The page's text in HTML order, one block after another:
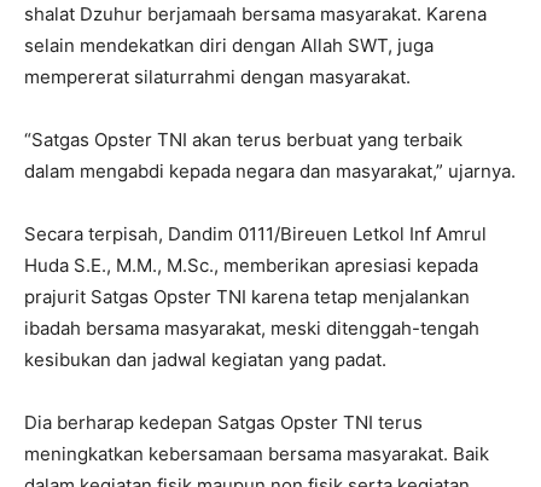
shalat Dzuhur berjamaah bersama masyarakat. Karena
selain mendekatkan diri dengan Allah SWT, juga
mempererat silaturrahmi dengan masyarakat.
“Satgas Opster TNI akan terus berbuat yang terbaik
dalam mengabdi kepada negara dan masyarakat,” ujarnya.
Secara terpisah, Dandim 0111/Bireuen Letkol Inf Amrul
Huda S.E., M.M., M.Sc., memberikan apresiasi kepada
prajurit Satgas Opster TNI karena tetap menjalankan
ibadah bersama masyarakat, meski ditenggah-tengah
kesibukan dan jadwal kegiatan yang padat.
Dia berharap kedepan Satgas Opster TNI terus
meningkatkan kebersamaan bersama masyarakat. Baik